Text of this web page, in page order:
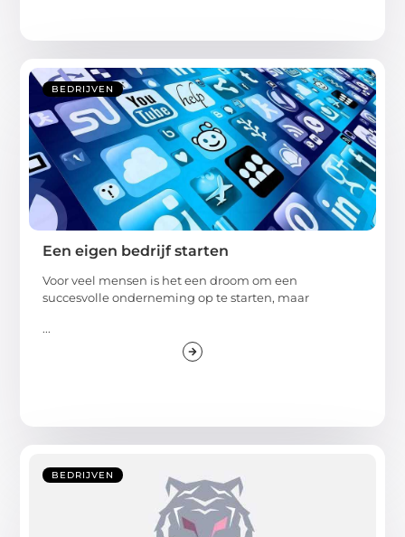
BEDRIJVEN
Een eigen bedrijf starten
Voor veel mensen is het een droom om een
succesvolle onderneming op te starten, maar
...
BEDRIJVEN